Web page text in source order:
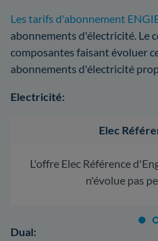
Les tarifs d'abonnement
abonnements d'électricité. Le
composantes faisant évoluer
abonnements d'électricité
Electricité:
Elec
L'offre Elec Référence
n'évolue pas
Dual: